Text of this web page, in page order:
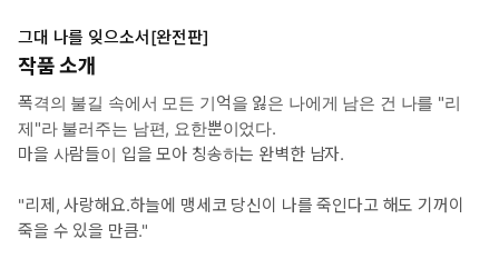
그대 나를 잊으소서[완전판]
작품 소개
폭격의 불길 속에서 모든 기억을 잃은 나에게 남은 건 나를 "리
제"라 불러주는 남편, 요한뿐이었다.
마을 사람들이 입을 모아 칭송하는 완벽한 남자.
"리제, 사랑해요.하늘에 맹세코 당신이 나를 죽인다고 해도 기꺼이
죽을 수 있을 만큼."